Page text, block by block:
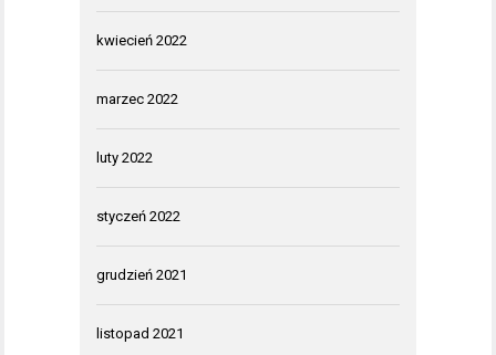
kwiecień 2022
marzec 2022
luty 2022
styczeń 2022
grudzień 2021
listopad 2021